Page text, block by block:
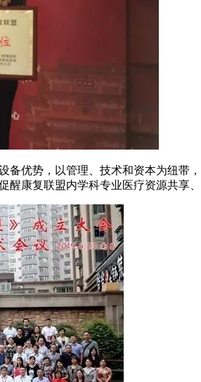
优势，以管理、技术和资本为纽带
康复联盟内学科专业医疗资源共享、